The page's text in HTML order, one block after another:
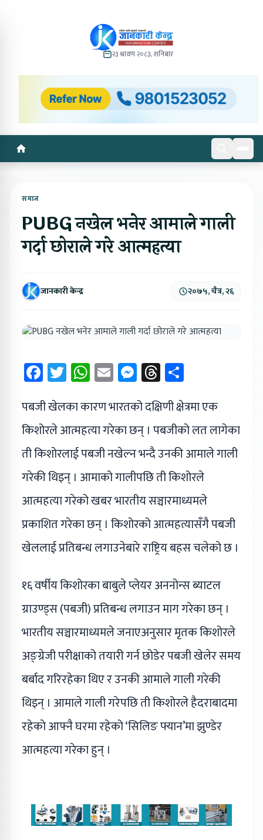
२३ श्रावण २०८३, शनिबार
समाज
PUBG नखेल भनेर आमाले गाली
गर्दा छोराले गरे आत्महत्या
जानकारी केन्द्र २०७५, चैत्र, २६
Facebook
Twitter
WhatsApp
EmailMessenger
Threads
पबजी खेलका कारण भारतको दक्षिणी क्षेत्रमा एक
किशोरले आत्महत्या गरेका छन् । पबजीकाे लत लागेका
ती किशोरलाई पबजी नखेल्न भन्दै उनकी आमाले गाली
गरेकी थिइन् । आमाको गालीपछि ती किशोरले
आत्महत्या गरेको खबर भारतीय सञ्चारमाध्यमले
प्रकाशित गरेका छन् । किशोरको आत्महत्यासँगै पबजी
खेललाई प्रतिबन्ध लगाउनेबारे राष्ट्रिय बहस चलेको छ ।
१६ वर्षीय किशोरका बाबुले प्लेयर अननोन्स ब्याटल
ग्राउण्ड्स (पबजी) प्रतिबन्ध लगाउन माग गरेका छन् ।
भारतीय सञ्चारमाध्यमले जनाएअनुसार मृतक किशोरले
अङ्ग्रेजी परीक्षाको तयारी गर्न छोडेर पबजी खेलेर समय
बर्बाद गरिरहेका थिए र उनकी आमाले गाली गरेकी
थिइन् । आमाले गाली गरेपछि ती किशोरले हैदराबादमा
रहेकाे आफ्नै घरमा रहेको ‘सिलिङ फ्यान’मा झुण्डेर
आत्महत्या गरेका हुन् ।